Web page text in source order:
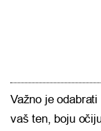
Važno je
vaš ten, boju